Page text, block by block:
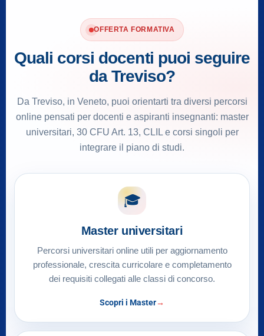
OFFERTA FORMATIVA
Quali corsi docenti puoi seguire
da Treviso?
Da Treviso, in Veneto, puoi orientarti tra diversi percorsi
online pensati per docenti e aspiranti insegnanti: master
universitari, 30 CFU Art. 13, CLIL e corsi singoli per
integrare il piano di studi.
🎓
Master universitari
Percorsi universitari online utili per aggiornamento
professionale, crescita curricolare e completamento
dei requisiti collegati alle classi di concorso.
Scopri i Master